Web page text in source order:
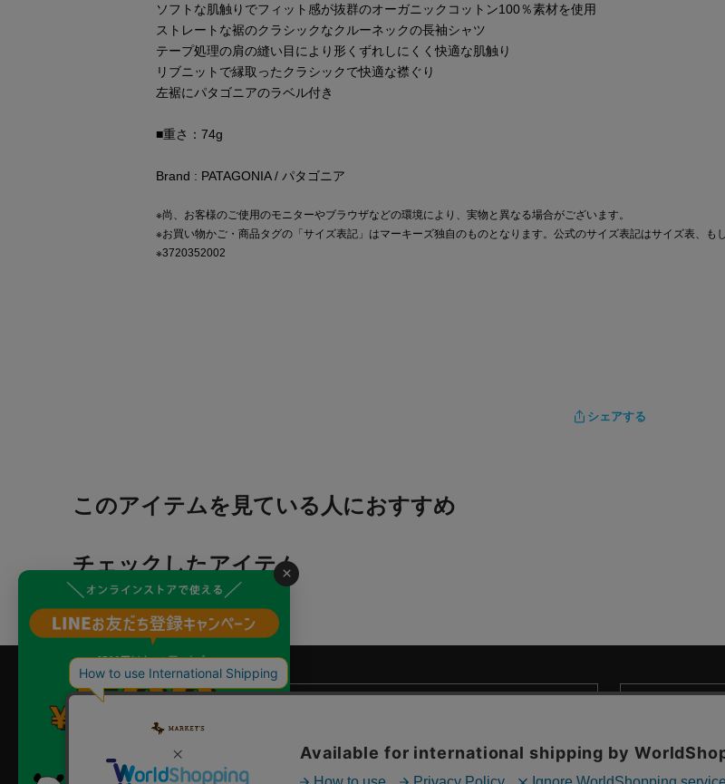
×
ソフトな肌触りでフィット感が抜群のオーガニックコットン100％素材を使用
ストレートな裾のクラシックなクルーネックの長袖シャツ
テープ処理の肩の縫い目により形くずれしにくく快適な肌触り
リブニットで縁取ったクラシックで快適な襟ぐり
左裾にパタゴニアのラベル付き
■重さ：74g
Brand : PATAGONIA / パタゴニア
※尚、お客様のご使用のモニターやブラウザなどの環境により、実物と異なる場合がございます。
※お買い物かご・商品タグの「サイズ表記」はマーキーズ独自のものとなります。公式のサイズ表記はサイズ表、も
※3720352002
シェアする
このアイテムを見ている人におすすめ
チェックしたアイテム